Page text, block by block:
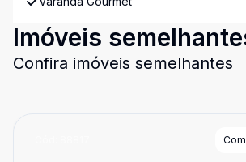
Imóveis
Confira imóveis semelhantes